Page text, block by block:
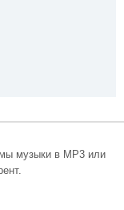
музыки в MP3 или